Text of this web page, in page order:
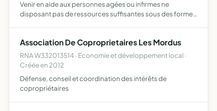
Venir en aide aux personnes agées ou infirmes ne
disposant pas de ressources suffisantes sous des formes
ménagères…
Association De Coproprietaires Les Mordus
RNA W332013514 · Economie et développement local ·
Créée en 2012
Défense, conseil et coordination des intérêts de
copropriétaires